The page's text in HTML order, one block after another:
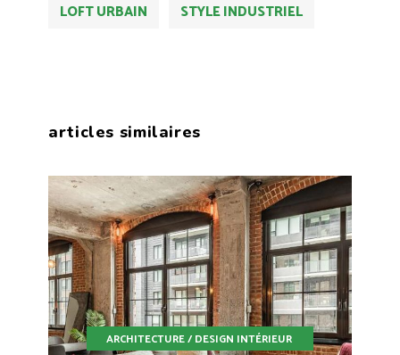
LOFT URBAIN
STYLE INDUSTRIEL
articles similaires
ARCHITECTURE / DESIGN INTÉRIEUR